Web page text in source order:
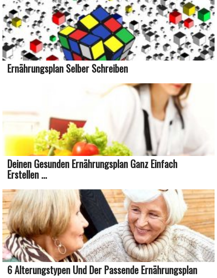
Ernährungsplan Selber Schreiben
Deinen Gesunden Ernährungsplan Ganz Einfach
Erstellen ...
6 Alterungstypen Und Der Passende Ernährungsplan